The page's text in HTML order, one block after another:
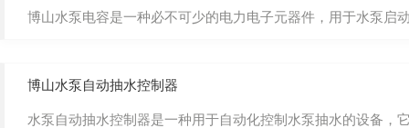
博山水泵电容是一种必不可少的电力电子元器件，用于水泵启动
博山水泵自动抽水控制器
水泵自动抽水控制器是一种用于自动化控制水泵抽水的设备